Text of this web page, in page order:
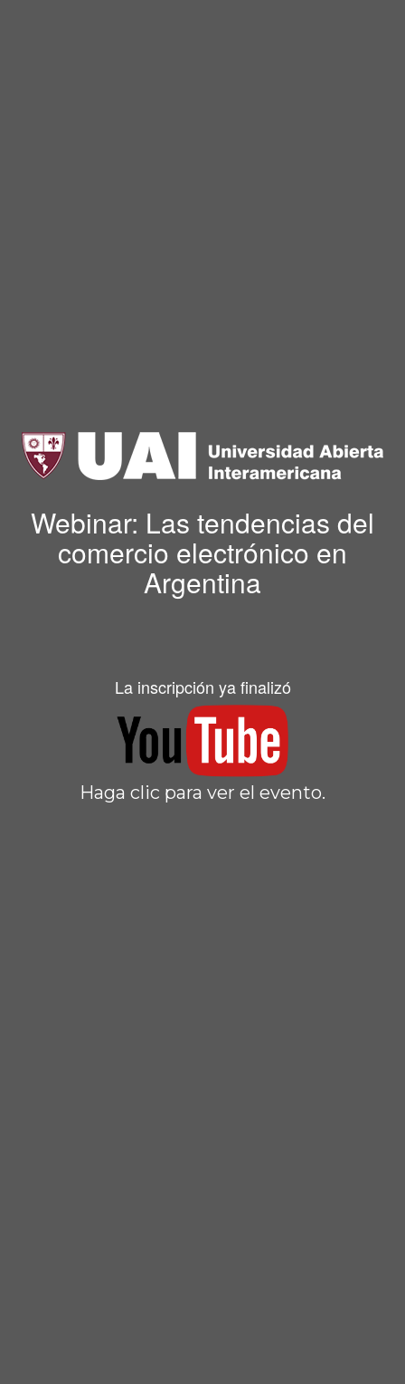
Webinar: Las tendencias del
comercio electrónico en
Argentina
La inscripción ya finalizó
Haga clic para ver el evento.